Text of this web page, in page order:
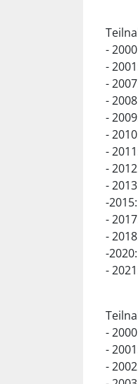
-
-
-
-
-
-
-
-
-
-
-
-
-
-
-
-
-